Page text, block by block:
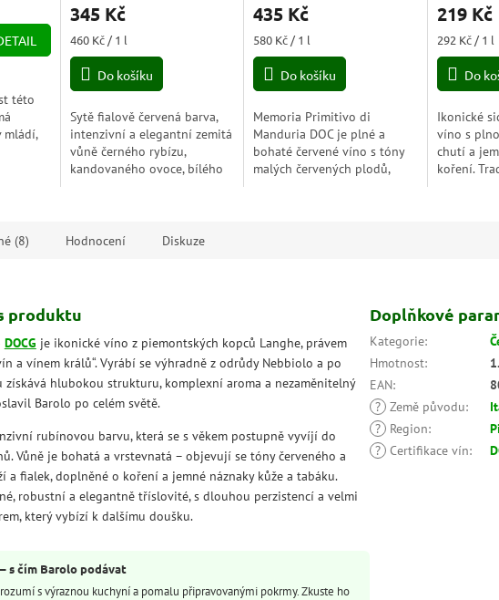
této
mládí,
345 Kč
Měrná
cena:
460 Kč / 1 l
Do košíku
Sytě fialově červená barva,
intenzivní a elegantní zemitá
vůně černého rybízu,
kandovaného ovoce, bílého
produktu
5,0
5
435 Kč
Měrná
cena:
580 Kč / 1 l
Do košíku
Memoria Primitivo di
Manduria DOC je plné a
bohaté červené víno s tóny
malých červených plodů,
produktu
3,0
5
219 Kč
Měrná
cena:
292 Kč / 1 l
Do
Ikonické
víno s
chutí a
koření.
(8) Hodnocení Diskuze
produktu
DOCG je ikonické víno z piemontských kopců Langhe, právem
a vínem králů“. Vyrábí se výhradně z odrůdy Nebbiolo a po
získává hlubokou strukturu, komplexní aroma a nezaměnitelný
Barolo po celém světě.
rubínovou barvu, která se s věkem postupně vyvíjí do
Vůně je bohatá a vrstevnatá – objevují se tóny červeného a
a fialek, doplněné o koření a jemné náznaky kůže a tabáku.
robustní a elegantně tříslovité, s dlouhou perzistencí a velmi
který vybízí k dalšímu doušku.
s čím Barolo podávat
s výraznou kuchyní a pomalu připravovanými pokrmy. Zkuste ho
Doplňkové
Kategorie:
Hmotnost:
EAN:
? Země původu:
?
Region:
? Certifikace vín: